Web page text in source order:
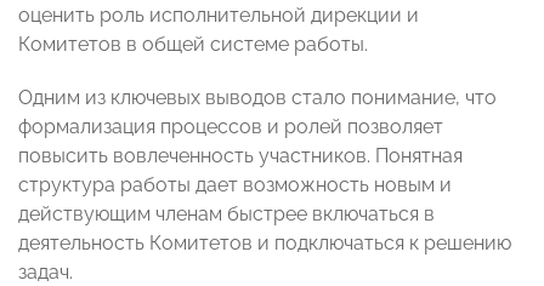
оценить роль исполнительной дирекции и
Комитетов в общей системе работы.
Одним из ключевых выводов стало понимание, что
формализация процессов и ролей позволяет
повысить вовлеченность участников. Понятная
структура работы дает возможность новым и
действующим членам быстрее включаться в
деятельность Комитетов и подключаться к решению
задач.